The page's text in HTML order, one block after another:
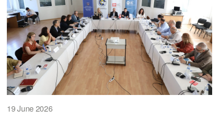
19 June 2026